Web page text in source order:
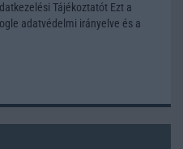
Tájékoztatót Ezt a
adatvédelmi irányelve és a